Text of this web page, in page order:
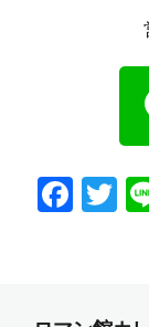
F T